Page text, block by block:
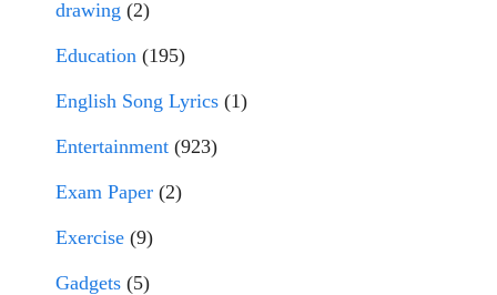
drawing (2)
Education (195)
English Song Lyrics (1)
Entertainment (923)
Exam Paper (2)
Exercise (9)
Gadgets (5)